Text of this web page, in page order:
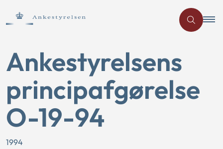
Ankestyrelsens
principafgørelse
O-19-94
1994